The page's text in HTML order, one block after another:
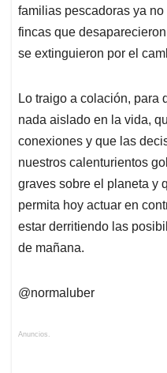
familias pescadoras ya
fincas que
se extinguieron por el
Lo traigo a colación, para
nada aislado en la vida,
conexiones y que las
nuestros calenturientos
graves sobre el planeta y
permita hoy actuar en
estar derritiendo las
de mañana.
@normaluber
Anuncios.